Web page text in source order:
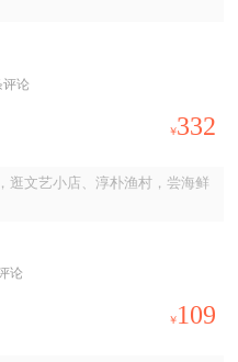
评论
￥332
逛文艺小店、淳朴渔村，尝海鲜
论
￥109